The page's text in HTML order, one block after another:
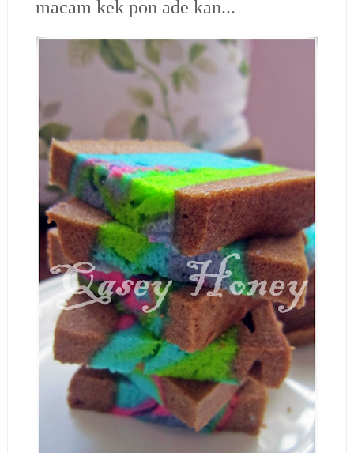
macam kek pon ade kan...